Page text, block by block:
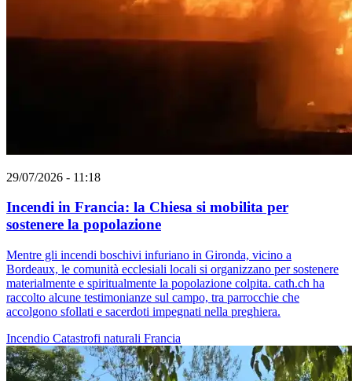
29/07/2026 - 11:18
Incendi in Francia: la Chiesa si mobilita per
sostenere la popolazione
Mentre gli incendi boschivi infuriano in Gironda, vicino a
Bordeaux, le comunità ecclesiali locali si organizzano per sostenere
materialmente e spiritualmente la popolazione colpita. cath.ch ha
raccolto alcune testimonianze sul campo, tra parrocchie che
accolgono sfollati e sacerdoti impegnati nella preghiera.
Incendio Catastrofi naturali Francia